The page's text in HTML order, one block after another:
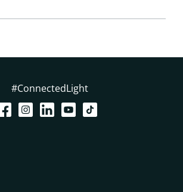
#ConnectedLight